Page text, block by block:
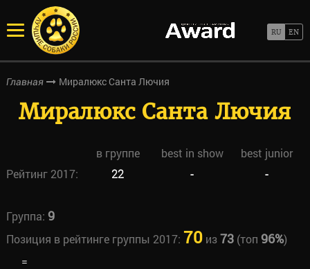
Главная Миралюкс Санта Лючия
Миралюкс Санта Лючия
в группе best in show
best junior
Рейтинг 2017:
22 - -
Группа: 9
Позиция в рейтинге группы 2017: 70из73(топ 96%)
=